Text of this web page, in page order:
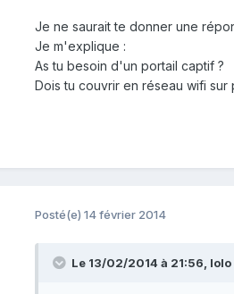
Je ne saurait te donner une
Je m'explique :
As tu besoin d'un portail captif ?
Dois tu couvrir en réseau wifi sur
Posté(e) 14 février 2014
Le 13/02/2014 à 21:56, lolo